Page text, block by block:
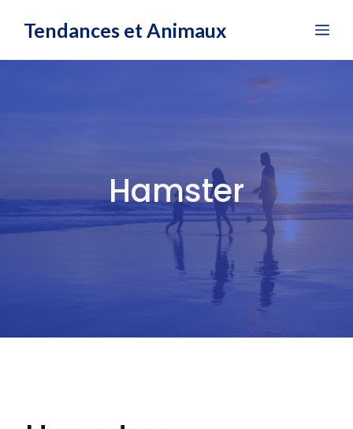
Tendances et Animaux
Hamster